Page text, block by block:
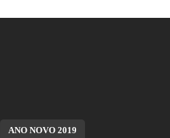
ANO NOVO 2019